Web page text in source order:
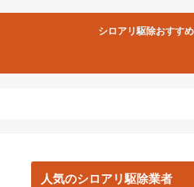
シロアリ駆除おすす
人気のシロアリ駆除業者